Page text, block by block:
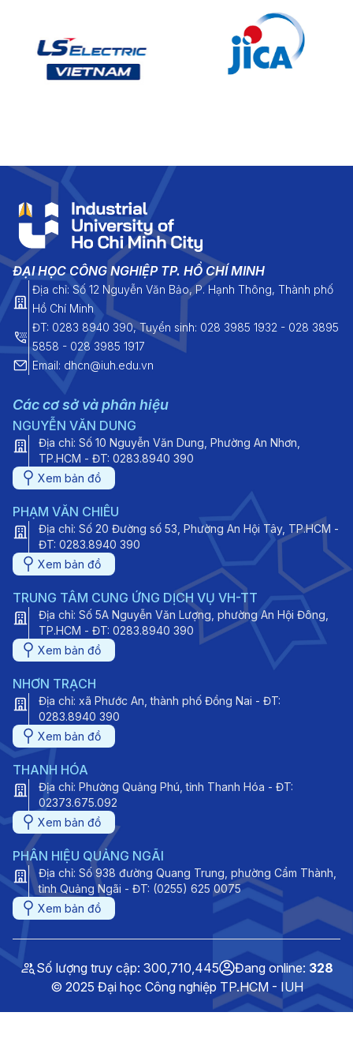
ĐẠI HỌC CÔNG NGHIỆP TP. HỒ CHÍ MINH
Địa chỉ: Số 12 Nguyễn Văn Bảo, P. Hạnh Thông, Thành phố
Hồ Chí Minh
ĐT: 0283 8940 390, Tuyển sinh: 028 3985 1932 - 028 3895
5858 - 028 3985 1917
Email: dhcn@iuh.edu.vn
Các cơ sở và phân hiệu
NGUYỄN VĂN DUNG
Địa chỉ: Số 10 Nguyễn Văn Dung, Phường An Nhơn,
TP.HCM - ĐT: 0283.8940 390
Xem bản đồ
PHẠM VĂN CHIÊU
Địa chỉ: Số 20 Đường số 53, Phường An Hội Tây, TP.HCM -
ĐT: 0283.8940 390
Xem bản đồ
TRUNG TÂM CUNG ỨNG DỊCH VỤ VH-TT
Địa chỉ: Số 5A Nguyễn Văn Lượng, phường An Hội Đông,
TP.HCM - ĐT: 0283.8940 390
Xem bản đồ
NHƠN TRẠCH
Địa chỉ: xã Phước An, thành phố Đồng Nai - ĐT:
0283.8940 390
Xem bản đồ
THANH HÓA
Địa chỉ: Phường Quảng Phú, tỉnh Thanh Hóa - ĐT:
02373.675.092
Xem bản đồ
PHÂN HIỆU QUẢNG NGÃI
Địa chỉ: Số 938 đường Quang Trung, phường Cẩm Thành,
tỉnh Quảng Ngãi - ĐT: (0255) 625 0075
Xem bản đồ
Số lượng truy cập: 300,710,445 Đang online: 328
© 2025 Đại học Công nghiệp TP.HCM - IUH